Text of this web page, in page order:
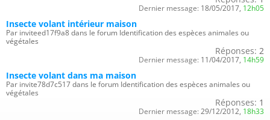
Dernier message: 18/05/2017, 12h05
Insecte volant intérieur maison
Par inviteed17f9a8 dans le forum Identification des espèces animales ou
végétales
Réponses: 2
Dernier message: 11/04/2017, 14h59
Insecte volant dans ma maison
Par invite78d7c517 dans le forum Identification des espèces animales ou
végétales
Réponses: 1
Dernier message: 29/12/2012, 18h33